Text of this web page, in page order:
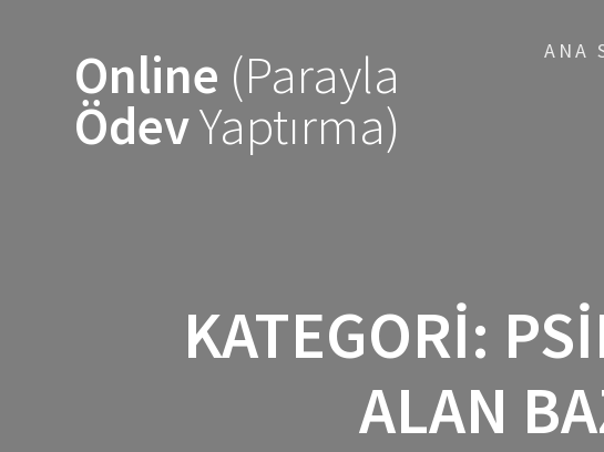
Online (Parayla
ÖdevYaptırma)
ANA
KATEGORI:
ALAN